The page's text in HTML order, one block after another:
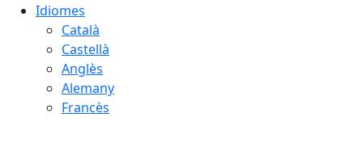
Idiomes
Català
Castellà
Anglès
Alemany
Francès